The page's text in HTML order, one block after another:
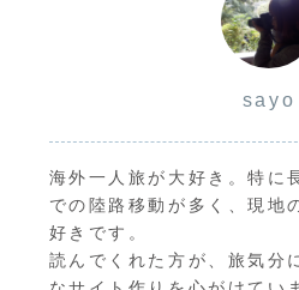
sayo
海外一人旅が大好き。特に
での陸路移動が多く、現地
好きです。
読んでくれた方が、旅気分